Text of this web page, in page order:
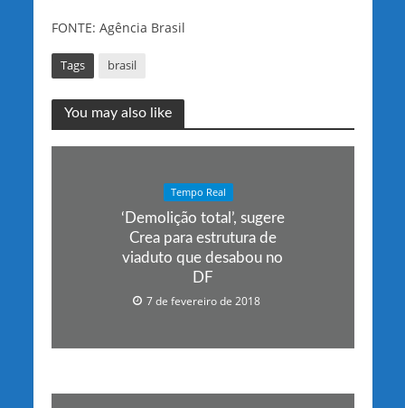
FONTE: Agência Brasil
Tags brasil
You may also like
Tempo Real
‘Demolição total’, sugere
Crea para estrutura de
viaduto que desabou no
DF
7 de fevereiro de 2018